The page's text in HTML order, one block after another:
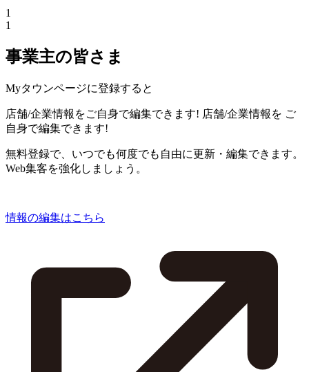
1
1
事業主の皆さま
Myタウンページに登録すると
店舗/企業情報をご自身で編集できます! 店舗/企業情報を ご
自身で編集できます!
無料登録で、いつでも何度でも自由に更新・編集できます。
Web集客を強化しましょう。
情報の編集はこちら